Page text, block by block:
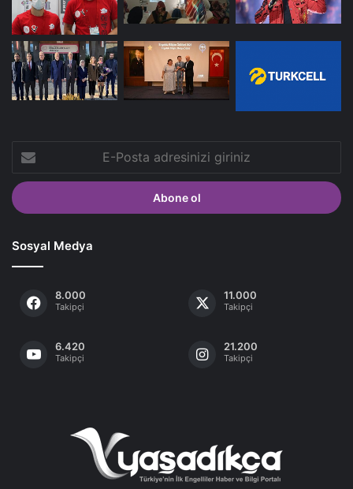
Posta
adresinizi
giriniz
Sosyal Medya
8.000
Takipçi
11.000
Takipçi
6.420
Takipçi
21.200
Takipçi